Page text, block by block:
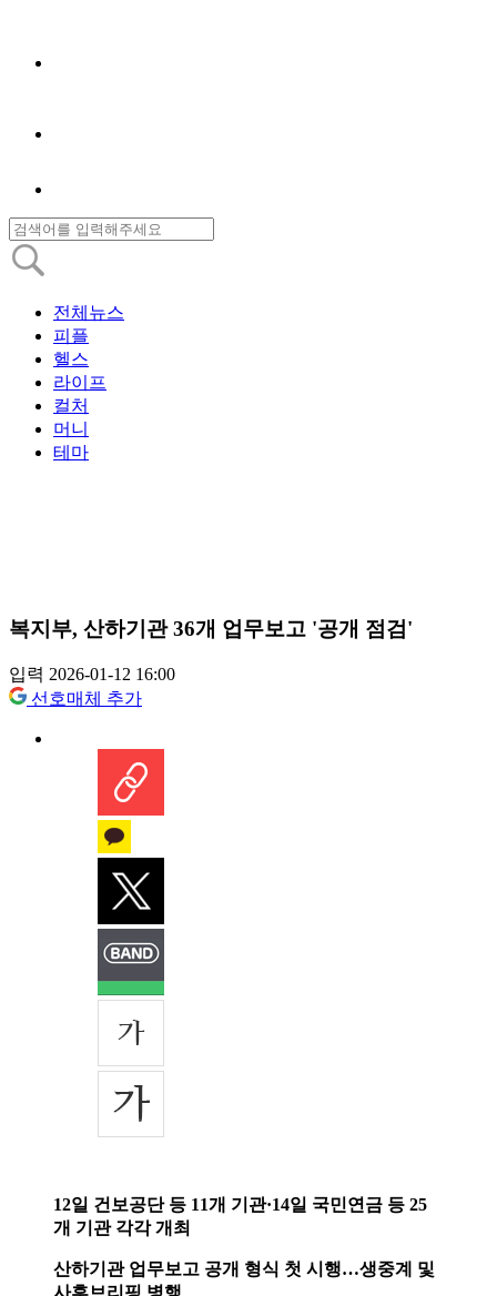
전체뉴스
피플
헬스
라이프
컬처
머니
테마
복지부, 산하기관 36개 업무보고 '공개 점검'
입력 2026-01-12 16:00
선호매체 추가
12일 건보공단 등 11개 기관·14일 국민연금 등 25
개 기관 각각 개최
산하기관 업무보고 공개 형식 첫 시행…생중계 및